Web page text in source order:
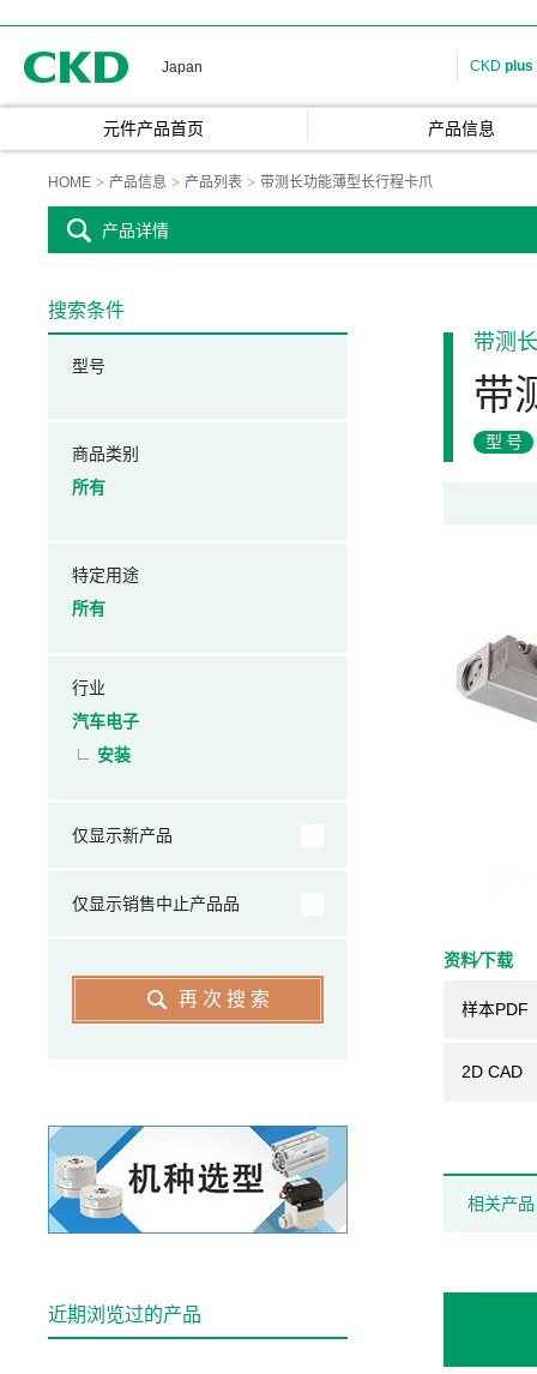
Japan CKD plus
元件产品首页 产品信息
HOME 产品信息 产品列表 带测长功能薄型长行程卡爪
产品详情
带测
带
型号
资料⁄下载
样本PDF
2D CAD
相关产品
搜索条件
型号
商品类别
所有
特定用途
所有
行业
汽车电子
安装
仅显示新产品
仅显示销售中止产品品
再次搜索
近期浏览过的产品